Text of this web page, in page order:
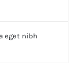
eget nibh